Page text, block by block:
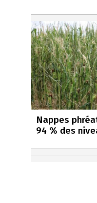
Nappes
94 % des